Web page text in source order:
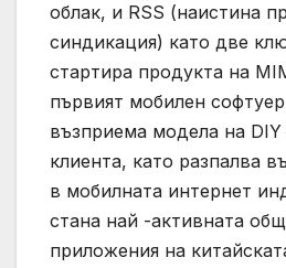
облак, и RSS (наистина
синдикация) като две
стартира продукта на
първият мобилен
възприема модела на DIY
клиента, като разпалва
в мобилната интернет
стана най -активната
приложения на